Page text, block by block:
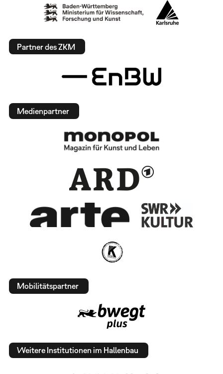
Partner des ZKM
Medienpartner
Mobilitätspartner
Weitere Institutionen im Hallenbau